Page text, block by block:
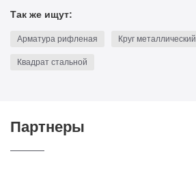
Так же ищут:
Арматура рифленая Круг металлический
Квадрат стальной
Партнеры